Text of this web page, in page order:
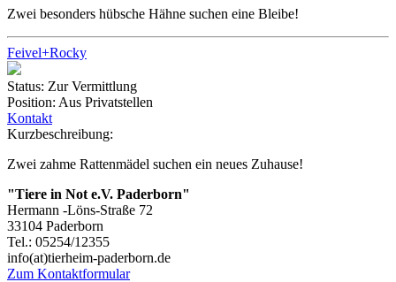
Zwei besonders hübsche Hähne suchen eine Bleibe!
Feivel+Rocky
Status: Zur Vermittlung
Position: Aus Privatstellen
Kontakt
Kurzbeschreibung:
Zwei zahme Rattenmädel suchen ein neues Zuhause!
"Tiere in Not e.V. Paderborn"
Hermann -Löns-Straße 72
33104 Paderborn
Tel.: 05254/12355
info(at)tierheim-paderborn.de
Zum Kontaktformular